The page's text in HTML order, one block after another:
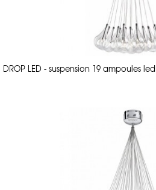
DROP LED - suspension 19 ampoules led